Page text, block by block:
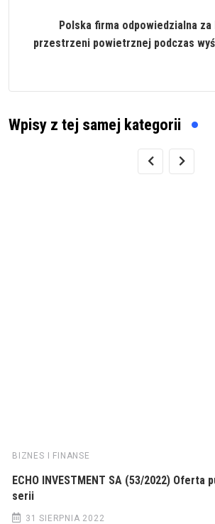
Polska firma odpowiedzialna
przestrzeni powietrznej podczas
Wpisy z tej samej kategorii
BIZNES I FINANSE
ECHO INVESTMENT SA (53/2022) Oferta
serii
31 SIERPNIA 2022